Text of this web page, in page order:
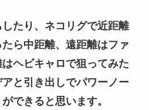
たり、ネコリグで近距離
ら中距離、遠距離はファ
ヘビキャロで狙ってみた
と引き出しでパワーノー
できると思います。